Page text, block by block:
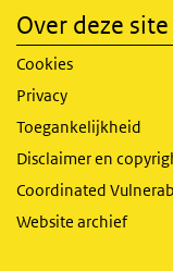
Over deze site
Cookies
Privacy
Toegankelijkheid
Disclaimer en
Coordinated
Website archief